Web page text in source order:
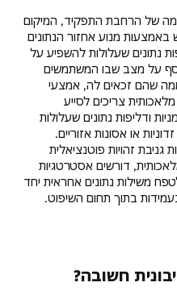
של הרחבת התפקיד, המיקום
מנוע אחזור הנתונים
נתונים שעלולות להשפיע על
על מצב שבו המשתמשים
שהם זכאים לה, אמצעי
צריכים לסייע
ודליפות נתונים שעלולות
או אסונות אזוריים.
זהויות פוטנציאלית
דורשים אסטרטגיות
משילות נתונים אחראית יחד
בתוך תחום השיפוט.
חשובה?